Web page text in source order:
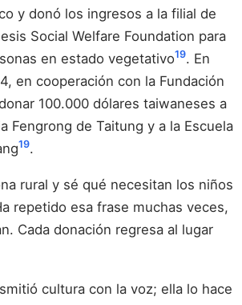
y donó los ingresos a la filial de
Social Welfare Foundation para
en estado vegetativo19. En
en cooperación con la Fundación
100.000 dólares taiwaneses a
Fengrong de Taitung y a la Escuela
19.
rural y sé qué necesitan los niños
repetido esa frase muchas veces,
Cada donación regresa al lugar
cultura con la voz; ella lo hace